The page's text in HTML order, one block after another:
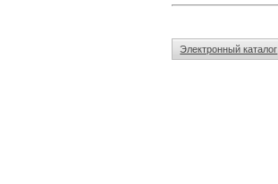
Электронный каталог